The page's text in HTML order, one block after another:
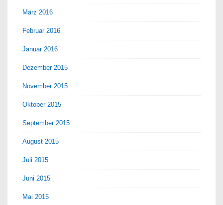
März 2016
Februar 2016
Januar 2016
Dezember 2015
November 2015
Oktober 2015
September 2015
August 2015
Juli 2015
Juni 2015
Mai 2015